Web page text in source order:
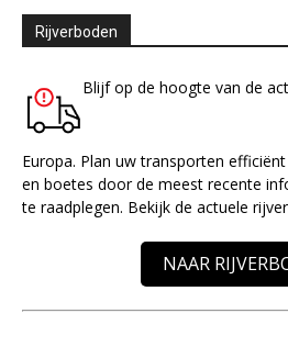
Rijverboden
Blijf op de hoogte van de
Europa. Plan uw transporten
en boetes door de meest recente
te raadplegen. Bekijk de actuele
NAAR